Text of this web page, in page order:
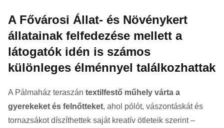
A Fővárosi Állat- és Növénykert
állatainak felfedezése mellett a
látogatók idén is számos
különleges élménnyel találkozhattak
A Pálmaház teraszán textilfestő műhely várta a
gyerekeket és felnőtteket, ahol pólót, vászontáskát és
tornazsákot díszíthettek saját kreatív ötleteik szerint –